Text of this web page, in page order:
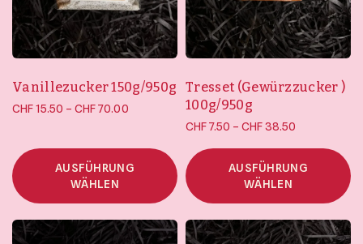
Vanillezucker 150g/950g
CHF15.50 – CHF70.00 Preisspanne:
CHF 70.00
AUSFÜHRUNG
WÄHLEN
Tresset (Gewürzzucker )
100g/950g
CHF7.50 – CHF38.50
CHF 38.50
AUSFÜHRUNG
WÄHLEN